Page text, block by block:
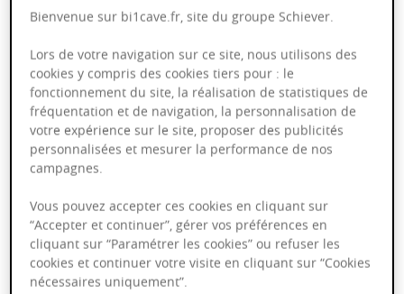
79,00 €
Nuits-Saint-Georges 1er Cru "Les
Vaucrains" - Domaine Chezeaux
Bourgogne 75cl
Bienvenue sur bi1cave.fr, site du groupe Schiever.
Lors de votre navigation sur ce site, nous utilisons des
cookies y compris des cookies tiers pour : le
fonctionnement du site, la réalisation de statistiques de
fréquentation et de navigation, la personnalisation de
votre expérience sur le site, proposer des publicités
personnalisées et mesurer la performance de nos
campagnes.
Vous pouvez accepter ces cookies en cliquant sur
“Accepter et continuer”, gérer vos préférences en
cliquant sur “Paramétrer les cookies” ou refuser les
cookies et continuer votre visite en cliquant sur “Cookies
nécessaires uniquement”.